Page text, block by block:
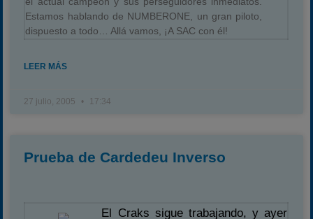
Estamos hablando de NUMBERONE, un gran piloto,
dispuesto a todo… Allá vamos, ¡A SAC con él!
LEER MÁS
27 julio, 2005 17:34
Prueba de Cardedeu Inverso
El Craks sigue trabajando, y ayer